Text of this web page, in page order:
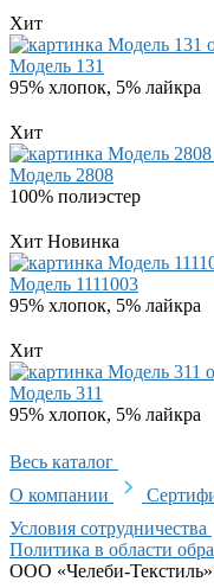
Хит
Модель 131
95% хлопок, 5% лайкра
Хит
Модель 2808
100% полиэстер
Хит Новинка
Модель 1111003
95% хлопок, 5% лайкра
Хит
Модель 311
95% хлопок, 5% лайкра
Весь каталог
О компании
Условия сотрудничества
Политика в области
ООО «Челеби-